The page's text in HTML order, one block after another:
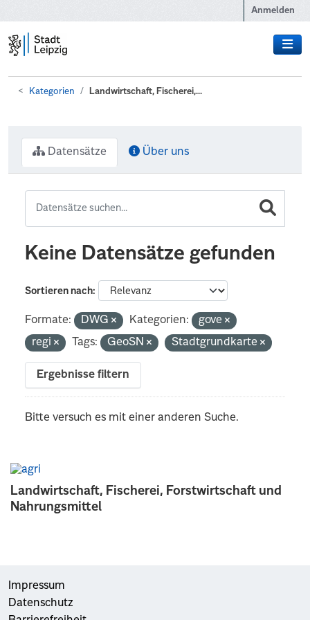
Anmelden
Kategorien Landwirtschaft, Fischerei,...
Landwirtschaft, Fischerei, Forstwirtschaft und
Nahrungsmittel
Datensätze Über uns
Keine Datensätze gefunden
Sortieren nach
Formate: DWG Kategorien:
gove
regi
Tags: GeoSN Stadtgrundkarte
Ergebnisse filtern
Bitte versuch es mit einer anderen Suche.
Impressum
Datenschutz